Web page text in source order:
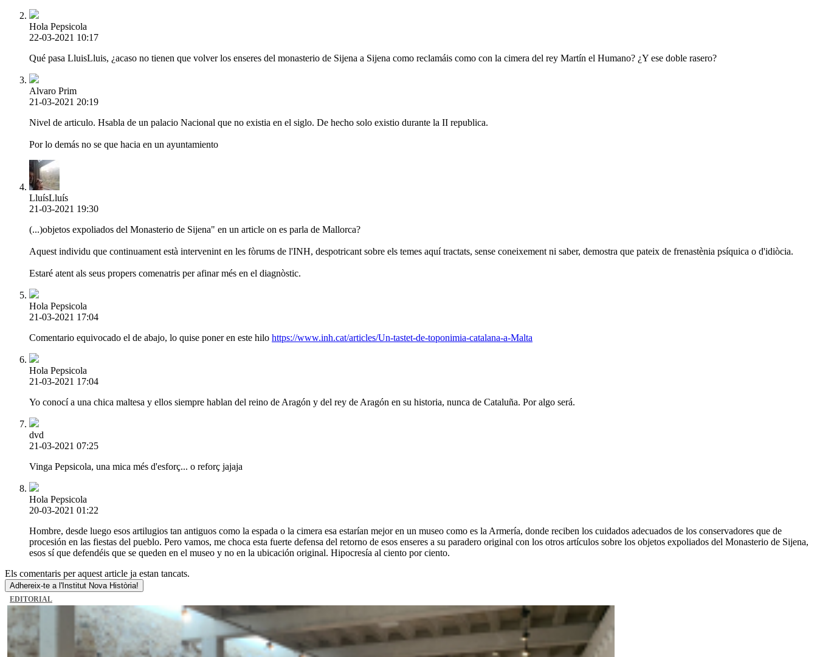
Hola Pepsicola
22-03-2021 10:17
Qué pasa LluisLluis, ¿acaso no tienen que volver los enseres del monasterio de Sijena a Sijena como reclamáis como con la cimera del rey Martín el Humano? ¿Y ese doble rasero?
Alvaro Prim
21-03-2021 20:19
Nivel de articulo. Hsabla de un palacio Nacional que no existia en el siglo. De hecho solo existio durante la II republica.
Por lo demás no se que hacia en un ayuntamiento
LluísLluís
21-03-2021 19:30
(...)objetos expoliados del Monasterio de Sijena" en un article on es parla de Mallorca?
Aquest individu que continuament està intervenint en les fòrums de l'INH, despotricant sobre els temes aquí tractats, sense coneixement ni saber, demostra que pateix de frenastènia psíquica o d'idiòcia.
Estaré atent als seus propers comenatris per afinar més en el diagnòstic.
Hola Pepsicola
21-03-2021 17:04
Comentario equivocado el de abajo, lo quise poner en este hilo https://www.inh.cat/articles/Un-tastet-de-toponimia-catalana-a-Malta
Hola Pepsicola
21-03-2021 17:04
Yo conocí a una chica maltesa y ellos siempre hablan del reino de Aragón y del rey de Aragón en su historia, nunca de Cataluña. Por algo será.
dvd
21-03-2021 07:25
Vinga Pepsicola, una mica més d'esforç... o reforç jajaja
Hola Pepsicola
20-03-2021 01:22
Hombre, desde luego esos artilugios tan antiguos como la espada o la cimera esa estarían mejor en un museo como es la Armería, donde reciben los cuidados adecuados de los conservadores que de
procesión en las fiestas del pueblo. Pero vamos, me choca esta fuerte defensa del retorno de esos enseres a su paradero original con los otros artículos sobre los objetos expoliados del Monasterio de Sijena,
esos sí que defendéis que se queden en el museo y no en la ubicación original. Hipocresía al ciento por ciento.
Els comentaris per aquest article ja estan tancats.
Adhereix-te a l'Institut Nova Història!
EDITORIAL